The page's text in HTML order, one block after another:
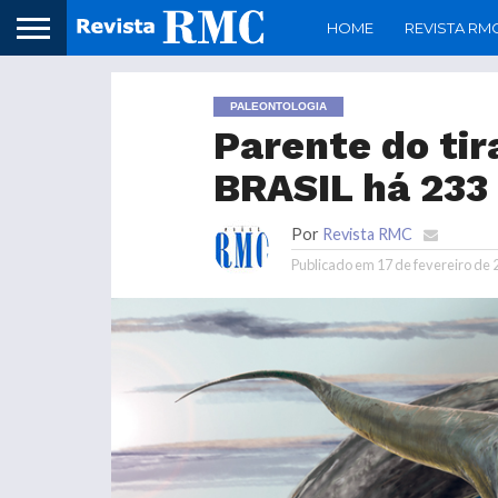
HOME REVISTA
PALEONTOLOGIA
Parente do
BRASIL há
Por Revista RMC
Publicado em 17 de fevereiro de